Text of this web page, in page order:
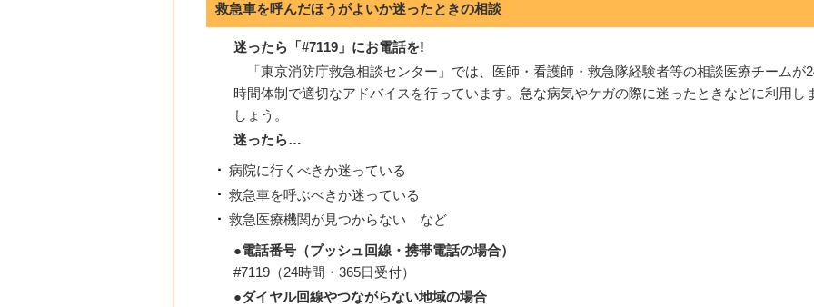
救急車を呼んだほうがよいか迷ったときの相談
迷ったら「#7119」にお電話を!
「東京消防庁救急相談センター」では、医師・看護師・救急隊経験者等の相談医療チームが
時間体制で適切なアドバイスを行っています。急な病気やケガの際に迷ったときなどに利用し
しょう。
迷ったら…
病院に行くべきか迷っている
救急車を呼ぶべきか迷っている
救急医療機関が見つからない など
●電話番号（プッシュ回線・携帯電話の場合）
#7119（24時間・365日受付）
●ダイヤル回線やつながらない地域の場合